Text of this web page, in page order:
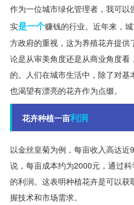
作为一位城市绿化管理者，我可以
实是一个赚钱的行业。近年来，
方政府的重视，这为养殖花卉提供
论是从审美角度还是从商业角度看
的。人们在城市生活中，除了对基
也渴望有漂亮的花卉作为点缀。
花卉种植一亩利润
以金丝皇菊为例，每亩收入高达
说，每亩成本约为2000元，通过
的利润。这表明种植花卉是可以获
握技术和市场需求。